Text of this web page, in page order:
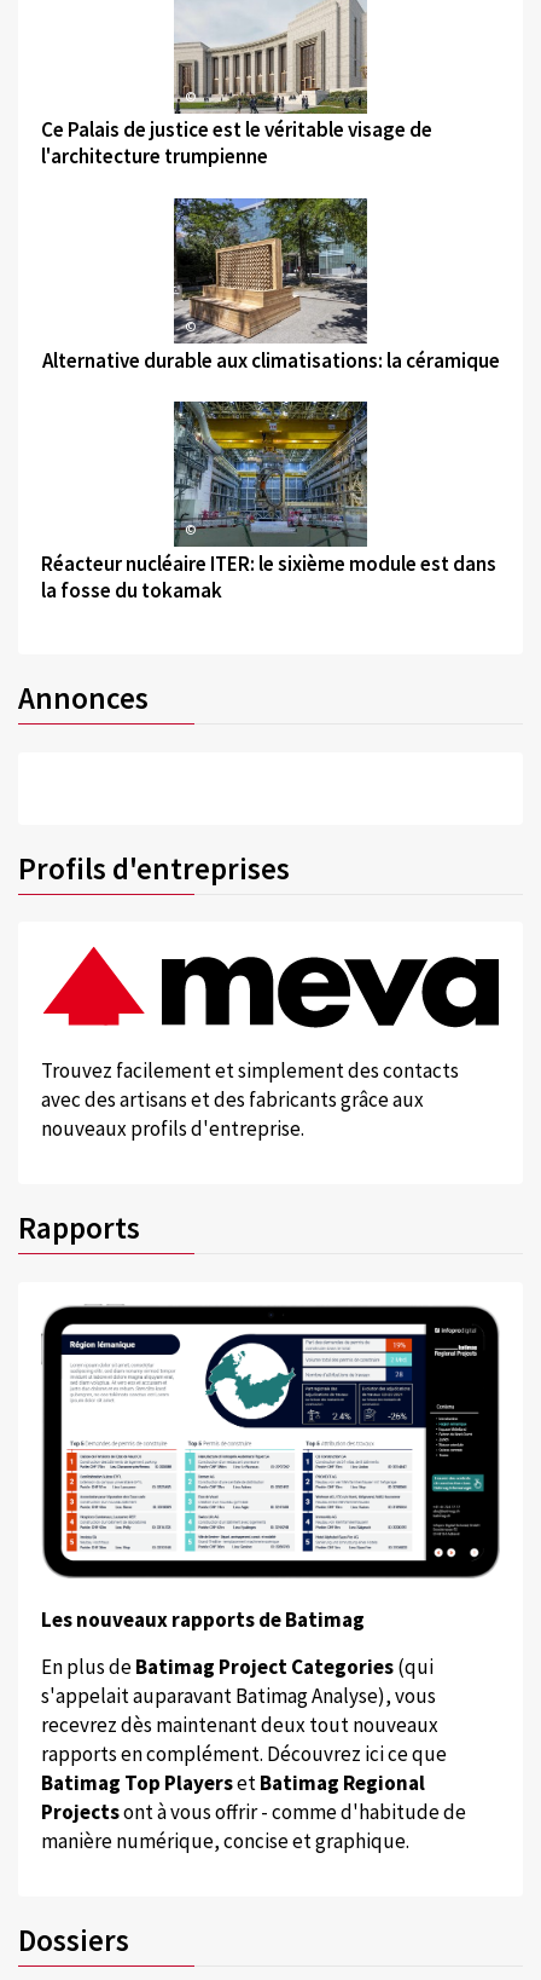
©
Ce Palais de justice est le véritable visage de
l'architecture trumpienne
©
Alternative durable aux climatisations: la céramique
©
Réacteur nucléaire ITER: le sixième module est dans
la fosse du tokamak
Annonces
Profils d'entreprises
Trouvez facilement et simplement des contacts
avec des artisans et des fabricants grâce aux
nouveaux profils d'entreprise.
Rapports
Les nouveaux rapports de Batimag
En plus deBatimag Project Categories(qui
s'appelait auparavant Batimag Analyse), vous
recevrez dès maintenant deux tout nouveaux
rapports en complément. Découvrez ici ce que
Batimag Top PlayersetBatimag Regional
Projectsont à vous offrir - comme d'habitude de
manière numérique, concise et graphique.
Dossiers